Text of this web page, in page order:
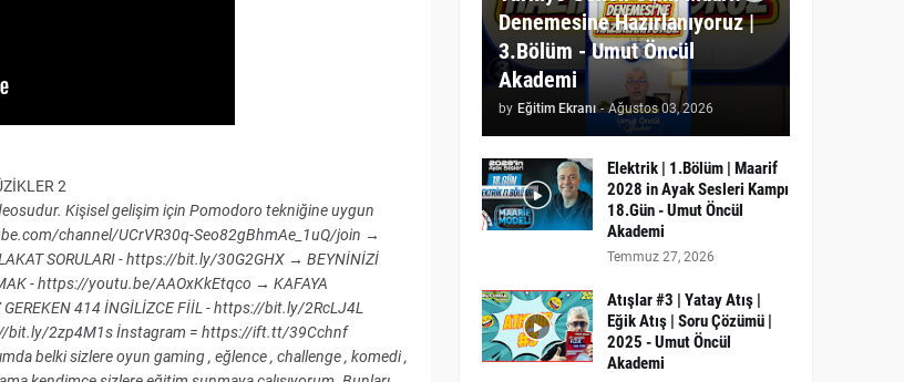
2
Kişisel gelişim için Pomodoro tekniğine uygun
channel/UCrVR30q-Seo82gBhmAe_1uQ/join →
SORULARI - https://bit.ly/30G2GHX → BEYNİNİZİ
- https://youtu.be/AAOxKkEtqco → KAFAYA
414 İNGİLİZCE FİİL - https://bit.ly/2RcLJ4L
bit.ly/2zp4M1s İnstagram = https://ift.tt/39Cchnf
belki sizlere oyun gaming , eğlence , challenge , komedi ,
Denemesine Hazırlanıyoruz |
3.Bölüm - Umut Öncül
Akademi
by Eğitim Ekranı - Ağustos 03, 2026
Elektrik | 1.Bölüm | Maarif
2028 in Ayak Sesleri Kampı
18.Gün - Umut Öncül
Akademi
Temmuz 27, 2026
Atışlar #3 | Yatay Atış |
Eğik Atış | Soru Çözümü |
2025 - Umut Öncül
Akademi